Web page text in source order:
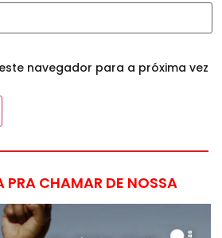
navegador para a próxima vez
PRA CHAMAR DE NOSSA